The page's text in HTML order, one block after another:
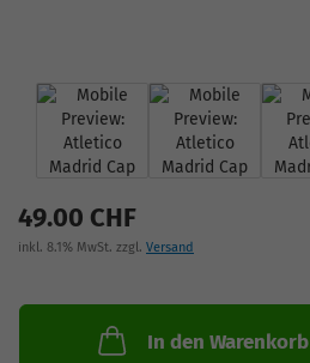
49.00 CHF
inkl. 8.1% MwSt. zzgl. Versand
In den Warenkorb